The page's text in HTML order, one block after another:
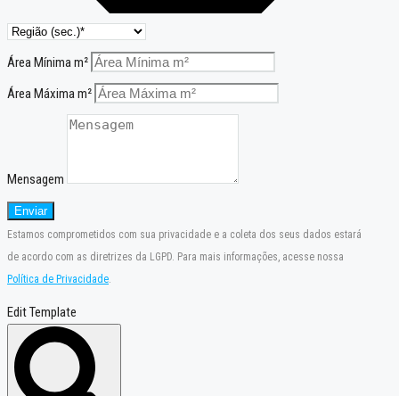
Área Mínima m²
Área Máxima m²
Mensagem
Enviar
Estamos comprometidos com sua privacidade e a coleta dos seus dados estará
de acordo com as diretrizes da LGPD. Para mais informações, acesse nossa
Política de Privacidade.
Edit Template